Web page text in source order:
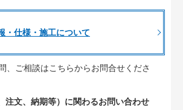
・仕様・施工について
、ご相談はこちらからお問合せくださ
注文、納期等）に関わるお問い合わせ